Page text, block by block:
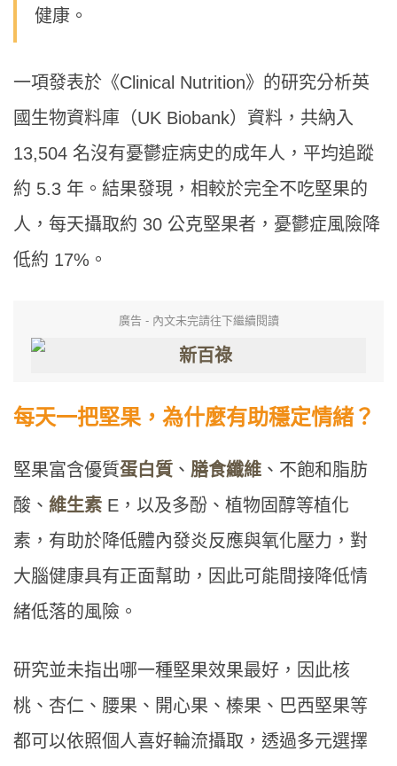
健康。
一項發表於《Clinical Nutrition》的研究分析英
國生物資料庫（UK Biobank）資料，共納入
13,504 名沒有憂鬱症病史的成年人，平均追蹤
約 5.3 年。結果發現，相較於完全不吃堅果的
人，每天攝取約 30 公克堅果者，憂鬱症風險降
低約 17%。
廣告 - 內文未完請往下繼續閱讀
每天一把堅果，為什麼有助穩定情緒？
堅果富含優質蛋白質 、 膳食纖維 、不飽和脂肪
酸、 維生素 E，以及多酚、植物固醇等植化
素，有助於降低體內發炎反應與氧化壓力，對
大腦健康具有正面幫助，因此可能間接降低情
緒低落的風險。
研究並未指出哪一種堅果效果最好，因此核
桃、杏仁、腰果、開心果、榛果、巴西堅果等
都可以依照個人喜好輪流攝取，透過多元選擇